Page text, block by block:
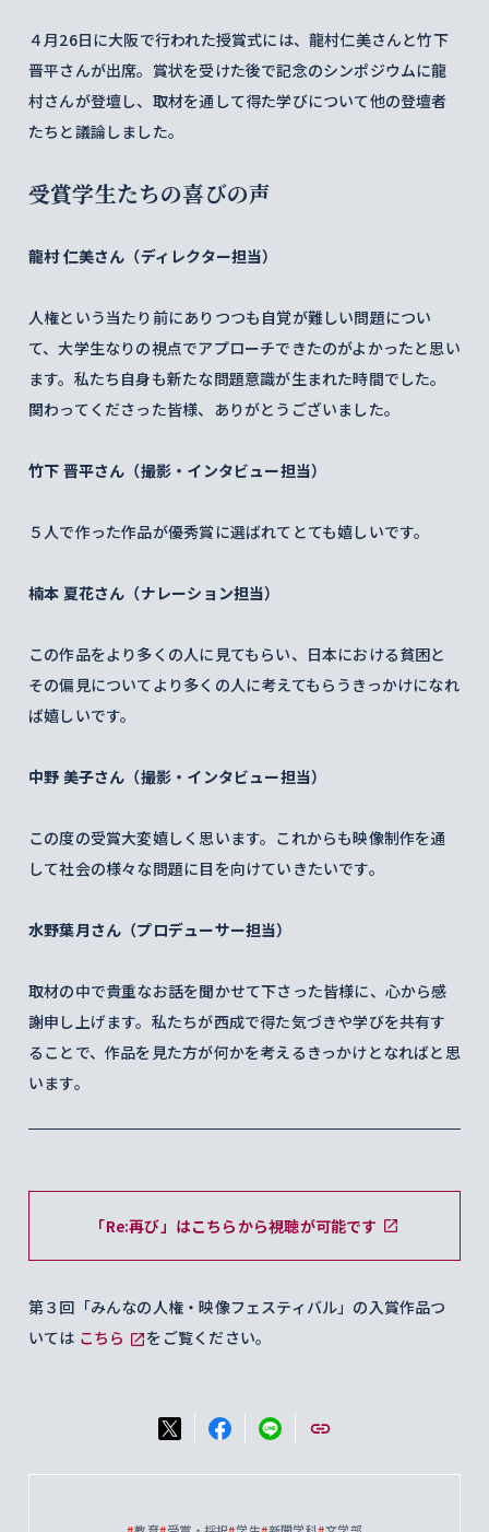
４月26日に大阪で行われた授賞式には、龍村仁美さんと竹下
晋平さんが出席。賞状を受けた後で記念のシンポジウムに龍
村さんが登壇し、取材を通して得た学びについて他の登壇者
たちと議論しました。
受賞学生たちの喜びの声
龍村 仁美さん（ディレクター担当）
人権という当たり前にありつつも自覚が難しい問題につい
て、大学生なりの視点でアプローチできたのがよかったと思い
ます。私たち自身も新たな問題意識が生まれた時間でした。
関わってくださった皆様、ありがとうございました。
竹下 晋平さん（撮影・インタビュー担当）
５人で作った作品が優秀賞に選ばれてとても嬉しいです。
楠本 夏花さん（ナレーション担当）
この作品をより多くの人に見てもらい、日本における貧困と
その偏見についてより多くの人に考えてもらうきっかけになれ
ば嬉しいです。
中野 美子さん（撮影・インタビュー担当）
この度の受賞大変嬉しく思います。これからも映像制作を通
して社会の様々な問題に目を向けていきたいです。
水野葉月さん（プロデューサー担当）
取材の中で貴重なお話を聞かせて下さった皆様に、心から感
謝申し上げます。私たちが西成で得た気づきや学びを共有す
ることで、作品を見た方が何かを考えるきっかけとなればと思
います。
「Re:再び」はこちらから視聴が可能です
第３回「みんなの人権・映像フェスティバル」の入賞作品つ
いては こちら をご覧ください。